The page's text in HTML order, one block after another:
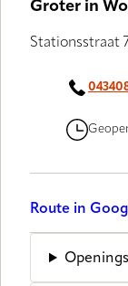
Groter in
Stationsstraat
Route in